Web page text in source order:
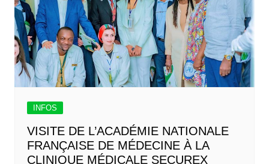
INFOS
VISITE DE L’ACADÉMIE NATIONALE
FRANÇAISE DE MÉDECINE À LA
CLINIQUE MÉDICALE SECUREX